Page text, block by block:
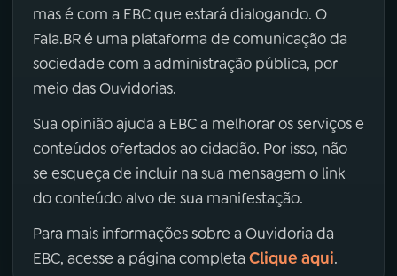
mas é com a EBC que estará dialogando. O
Fala.BR é uma plataforma de comunicação da
sociedade com a administração pública, por
meio das Ouvidorias.
Sua opinião ajuda a EBC a melhorar os serviços e
conteúdos ofertados ao cidadão. Por isso, não
se esqueça de incluir na sua mensagem o link
do conteúdo alvo de sua manifestação.
Para mais informações sobre a Ouvidoria da
EBC, acesse a página completa Clique aqui.